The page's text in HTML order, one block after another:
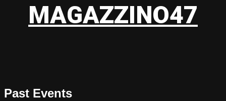
MAGAZZINO47
Past Events